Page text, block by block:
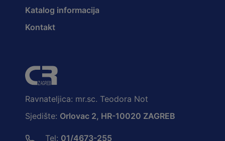
Katalog informacija
Kontakt
Ravnateljica: mr.sc. Teodora Not
Sjedište: Orlovac 2, HR-10020 ZAGREB
Tel: 01/4673-255